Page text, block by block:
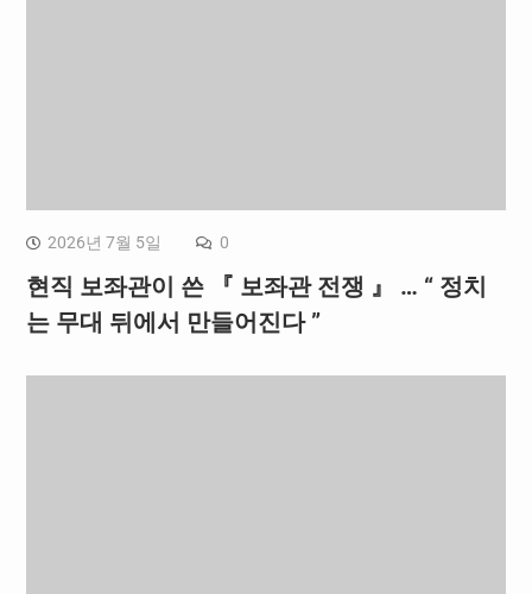
2026년 7월 5일 0
현직 보좌관이 쓴 『 보좌관 전쟁 』 … “ 정치
는 무대 뒤에서 만들어진다 ”